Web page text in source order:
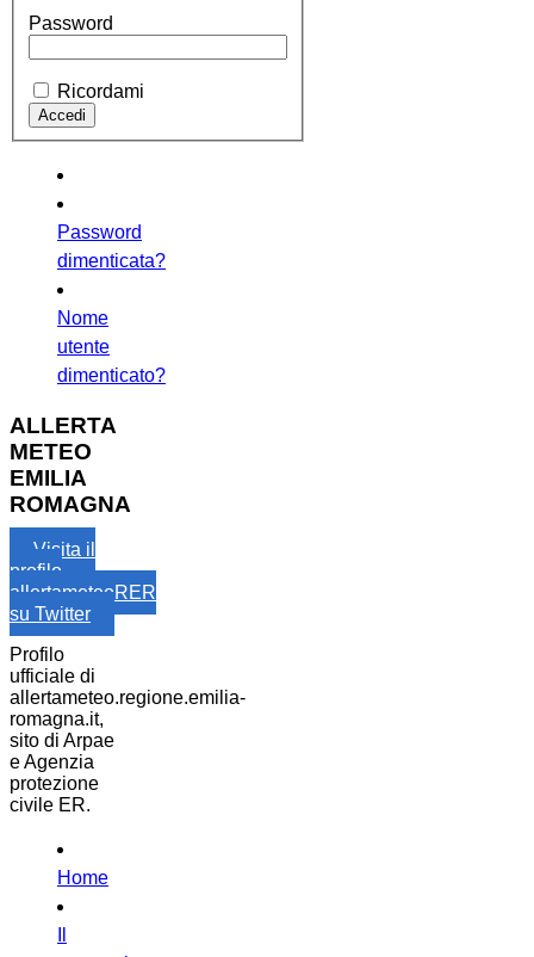
Password
Ricordami
Password
dimenticata?
Nome
utente
dimenticato?
ALLERTA
METEO
EMILIA
ROMAGNA
Visita il
profilo
allertameteoRER
su Twitter
Profilo
ufficiale di
allertameteo.regione.emilia-
romagna.it,
sito di Arpae
e Agenzia
protezione
civile ER.
Home